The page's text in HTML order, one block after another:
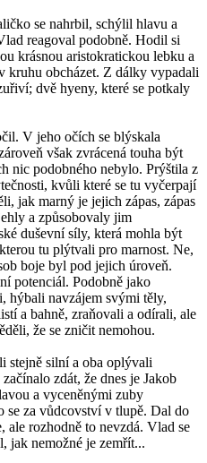
se nahrbil, schýlil hlavu a
reagoval podobně. Hodil si
krásnou aristokratickou lebku a
kruhu obcházet. Z dálky vypadali
dvě hyeny, které se potkaly
V jeho očích se blýskala
však zvrácená touha být
nic podobného nebylo. Prýštila z
kvůli které se tu vyčerpají
jak marný je jejich zápas, zápas
a způsobovaly jim
duševní síly, která mohla být
tu plýtvali pro marnost. Ne,
boje byl pod jejich úroveň.
potenciál. Podobně jako
hýbali navzájem svými těly,
a bahně, zraňovali a odírali, ale
že se zničit nemohou.
stejně silní a oba oplývali
zdát, že dnes je Jakob
a vyceněnými zuby
za vůdcovství v tlupě. Dal do
ale rozhodně to nevzdá. Vlad se
jak nemožné je zemřít...